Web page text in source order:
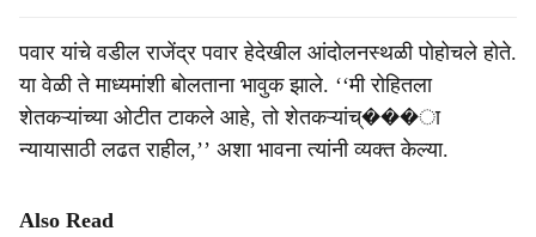
पवार यांचे वडील राजेंद्र पवार हेदेखील आंदोलनस्थळी पोहोचले होते.
या वेळी ते माध्यमांशी बोलताना भावुक झाले. ‘‘मी रोहितला
शेतकऱ्यांच्या ओटीत टाकले आहे, तो शेतकऱ्यांच्���ा
न्यायासाठी लढत राहील,’’ अशा भावना त्यांनी व्यक्त केल्या.
Also Read